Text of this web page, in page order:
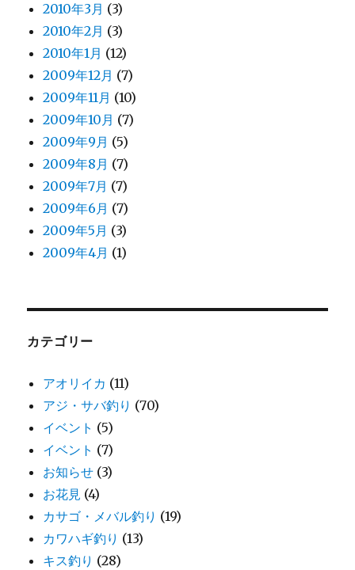
2010年3月 (3)
2010年2月 (3)
2010年1月 (12)
2009年12月 (7)
2009年11月 (10)
2009年10月 (7)
2009年9月 (5)
2009年8月 (7)
2009年7月 (7)
2009年6月 (7)
2009年5月 (3)
2009年4月 (1)
カテゴリー
アオリイカ (11)
アジ・サバ釣り (70)
イベント (5)
イベント (7)
お知らせ (3)
お花見 (4)
カサゴ・メバル釣り (19)
カワハギ釣り (13)
キス釣り (28)